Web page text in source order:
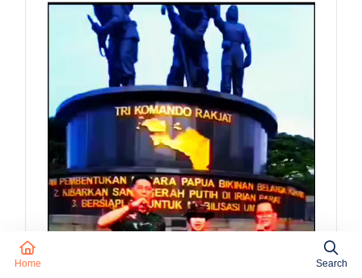
Home Search